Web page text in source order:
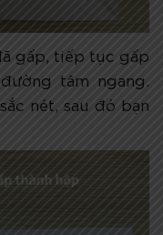
gấp, tiếp tục gấp
tâm ngang.
nét, sau đó bạn